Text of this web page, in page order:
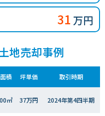
31 万円
地売却事例
積 坪単価 取引時期
㎡ 37万円 2024年第4四半期